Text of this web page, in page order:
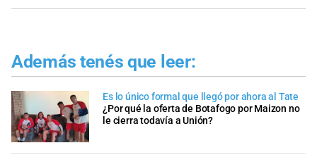
Además tenés que leer:
Es lo único formal que llegó por ahora al Tate
¿Por qué la oferta de Botafogo por Maizon no
le cierra todavía a Unión?